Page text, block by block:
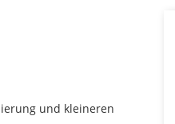
und kleineren